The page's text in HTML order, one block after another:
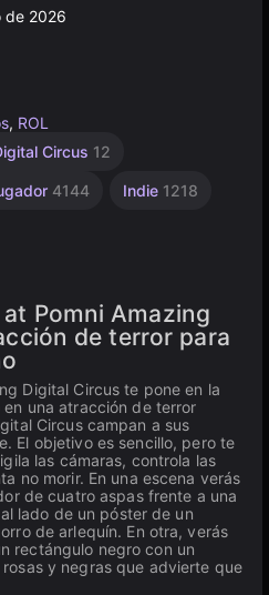
de 2026
, ROL
Circus 12
4144 Indie 1218
Pomni Amazing
de terror para
Digital Circus te pone en la
una atracción de terror
Circus campan a sus
El objetivo es sencillo, pero te
las cámaras, controla las
no morir. En una escena verás
de cuatro aspas frente a una
lado de un póster de un
de arlequín. En otra, verás
rectángulo negro con un
y negras que advierte que